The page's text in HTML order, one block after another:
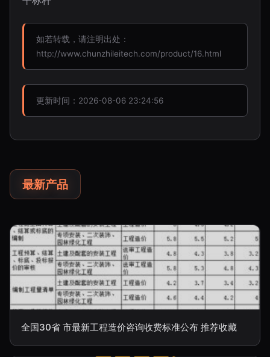
如若转载，请注明出处：
http://www.chunzhileitech.com/product/16.html
更新时间：2026-08-06 23:24:56
最新产品
全国30省 市最新工程造价咨询收费标准公布 推荐收藏